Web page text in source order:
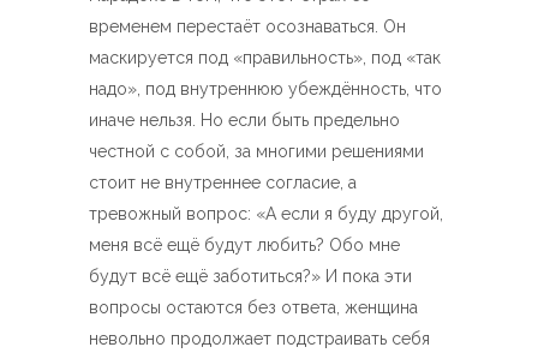
временем перестаёт осознаваться. Он
маскируется под «правильность», под «так
надо», под внутреннюю убеждённость, что
иначе нельзя. Но если быть предельно
честной с собой, за многими решениями
стоит не внутреннее согласие, а
тревожный вопрос: «А если я буду другой,
меня всё ещё будут любить? Обо мне
будут всё ещё заботиться?» И пока эти
вопросы остаются без ответа, женщина
невольно продолжает подстраивать себя